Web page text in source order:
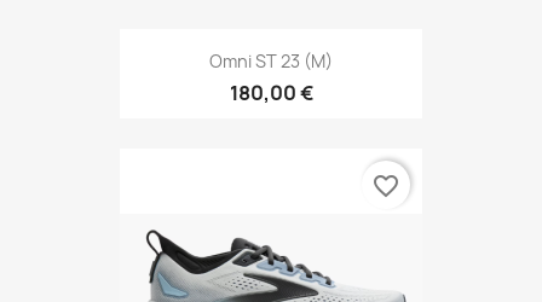
Omni ST 23 (M)
180,00 €
favorite_border